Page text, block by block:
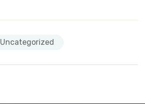
Uncategorized